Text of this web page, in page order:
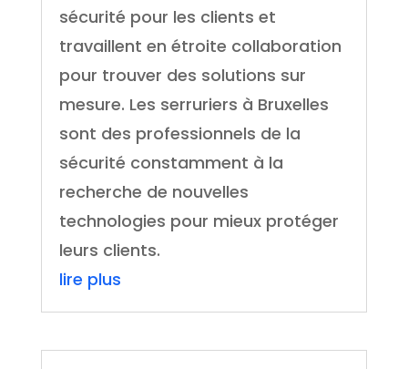
sécurité pour les clients et
travaillent en étroite collaboration
pour trouver des solutions sur
mesure. Les serruriers à Bruxelles
sont des professionnels de la
sécurité constamment à la
recherche de nouvelles
technologies pour mieux protéger
leurs clients.
lire plus